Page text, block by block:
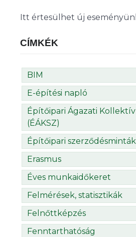
Itt értesülhet új
CÍMKÉK
BIM
E-építési napló
Építőipari Ágazati
(ÉÁKSZ)
Építőipari szerződésminták
Erasmus
Éves munkaidőkeret
Felmérések, statisztikák
Felnőttképzés
Fenntarthatóság